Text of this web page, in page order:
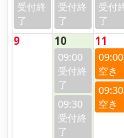
9 10
09:00
09:30
11
09:00
09:30